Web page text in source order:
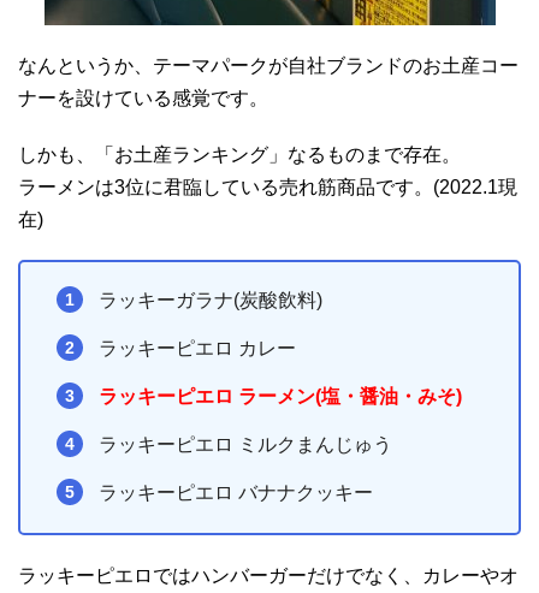
なんというか、テーマパークが自社ブランドのお土産コー
ナーを設けている感覚です。
しかも、「お土産ランキング」なるものまで存在。
ラーメンは3位に君臨している売れ筋商品です。(2022.1現
在)
ラッキーガラナ(炭酸飲料)
ラッキーピエロ カレー
ラッキーピエロ ラーメン(塩・醤油・みそ)
ラッキーピエロ ミルクまんじゅう
ラッキーピエロ バナナクッキー
ラッキーピエロではハンバーガーだけでなく、カレーやオ